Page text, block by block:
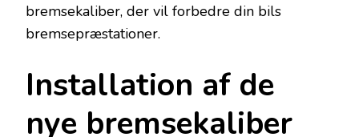
bremsekaliber, der vil forbedre din bils
bremsepræstationer.
Installation af de
nye bremsekaliber